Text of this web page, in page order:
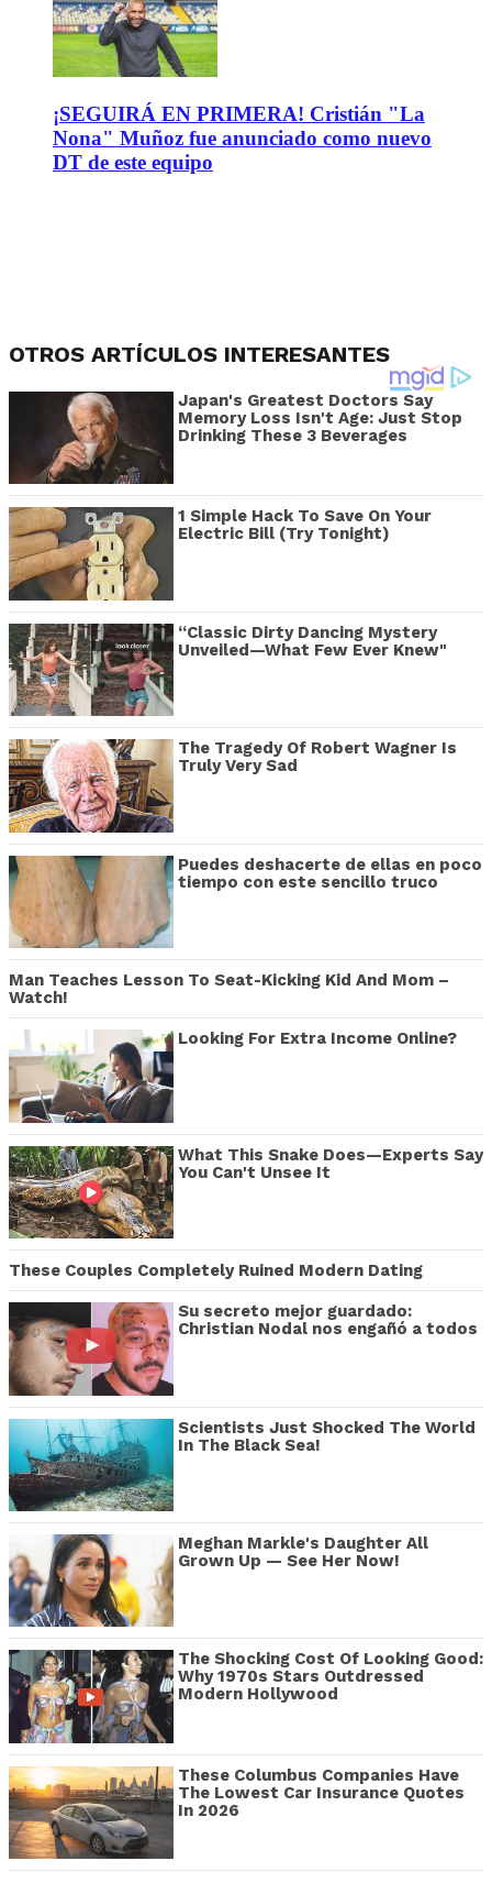
¡SEGUIRÁ EN PRIMERA! Cristián "La
Nona" Muñoz fue anunciado como nuevo
DT de este equipo
OTROS ARTÍCULOS INTERESANTES
Japan's Greatest Doctors Say
Memory Loss Isn't Age: Just Stop
Drinking These 3 Beverages
1 Simple Hack To Save On Your
Electric Bill (Try Tonight)
“Classic Dirty Dancing Mystery
Unveiled—What Few Ever Knew"
The Tragedy Of Robert Wagner Is
Truly Very Sad
Puedes deshacerte de ellas en poco
tiempo con este sencillo truco
Man Teaches Lesson To Seat-Kicking Kid And Mom –
Watch!
Looking For Extra Income Online?
What This Snake Does—Experts Say
You Can't Unsee It
These Couples Completely Ruined Modern Dating
Su secreto mejor guardado:
Christian Nodal nos engañó a todos
Scientists Just Shocked The World
In The Black Sea!
Meghan Markle's Daughter All
Grown Up — See Her Now!
The Shocking Cost Of Looking Good:
Why 1970s Stars Outdressed
Modern Hollywood
These Columbus Companies Have
The Lowest Car Insurance Quotes
In 2026